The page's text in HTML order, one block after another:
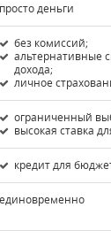
просто деньги
без комиссий;
альтернативные
дохода;
личное
ограниченный
высокая ставка
кредит для
единовременно